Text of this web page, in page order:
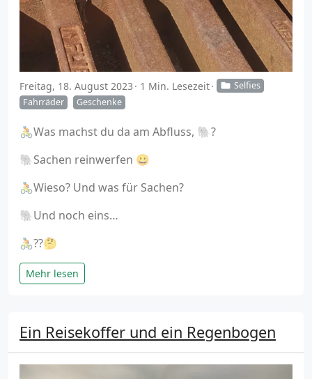
Freitag, 18. August 2023 1 Min. Lesezeit
Selfies
Fahrräder
Geschenke
🚴Was machst du da am Abfluss, 🐘?
🐘Sachen reinwerfen 😀
🚴Wieso? Und was für Sachen?
🐘Und noch eins…
🚴??🤔
Mehr lesen
Ein Reisekoffer und ein Regenbogen